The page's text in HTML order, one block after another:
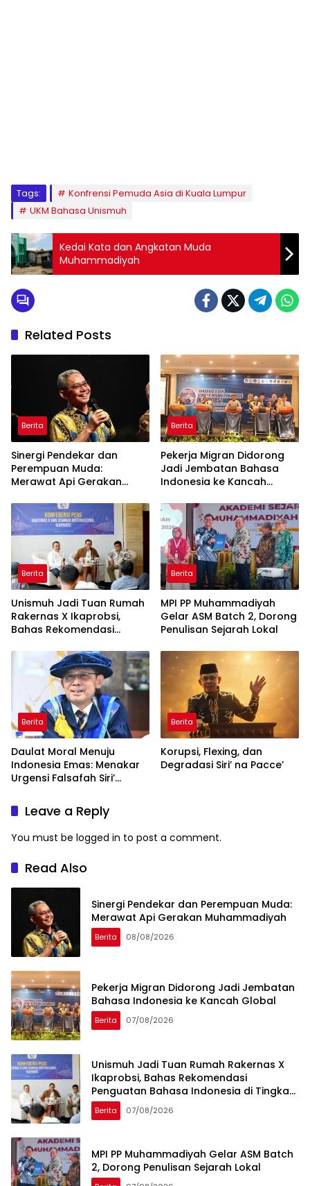
Tags:
Konfrensi Pemuda Asia di Kuala Lumpur
UKM Bahasa Unismuh
Kedai Kata dan Angkatan Muda
Muhammadiyah
Related Posts
Berita
Sinergi Pendekar dan
Perempuan Muda:
Merawat Api Gerakan
Berita
Pekerja Migran Didorong
Jadi Jembatan Bahasa
Indonesia ke Kancah
Berita
Unismuh Jadi Tuan Rumah
Rakernas X Ikaprobsi,
Bahas Rekomendasi
Indonesia di Tingkat
Global
Berita
MPI PP Muhammadiyah
Gelar ASM Batch 2, Dorong
Penulisan Sejarah Lokal
Berita
Daulat Moral Menuju
Indonesia Emas: Menakar
Urgensi Falsafah Siri’
Ancaman Kleptokrasi
Berita
Korupsi, Flexing, dan
Degradasi Siri’ na Pacce’
Leave a Reply
You must be logged in to post a comment.
Read Also
Sinergi Pendekar dan Perempuan Muda:
Merawat Api Gerakan Muhammadiyah
Berita 08/08/2026
Pekerja Migran Didorong Jadi Jembatan
Bahasa Indonesia ke Kancah Global
Berita 07/08/2026
Unismuh Jadi Tuan Rumah Rakernas X
Ikaprobsi, Bahas Rekomendasi
Penguatan Bahasa Indonesia di Tingkat
Global
Berita 07/08/2026
MPI PP Muhammadiyah Gelar ASM Batch
2, Dorong Penulisan Sejarah Lokal